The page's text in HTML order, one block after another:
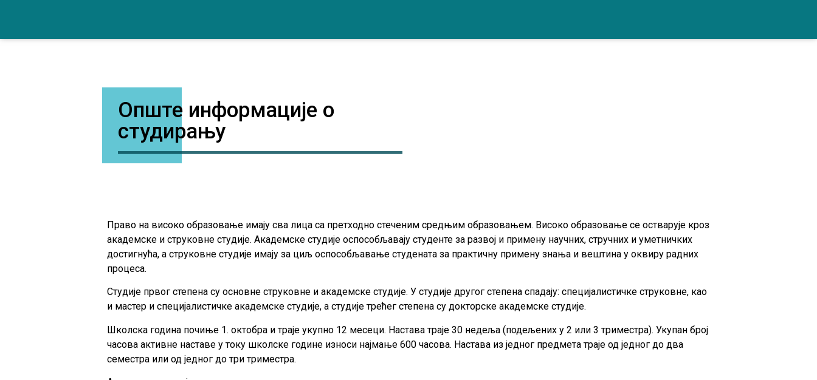
Опште информације о
студирању
Право на високо образовање имају сва лица са претходно стеченим средњим образовањем. Високо образовање се остварује кроз
академске и струковне студије. Академске студије оспособљавају студенте за развој и примену научних, стручних и уметничких
достигнућа, а струковне студије имају за циљ оспособљавање студената за практичну примену знања и вештина у оквиру радних
процеса.
Студије првог степена су основне струковне и академске студије. У студије другог степена спадају: специјалистичке струковне, као
и мастер и специјалистичке академске студије, а студије трећег степена су докторске академске студије.
Школска година почиње 1. октобра и траје укупно 12 месеци. Настава траје 30 недеља (подељених у 2 или 3 триместра). Укупан број
часова активне наставе у току школске године износи најмање 600 часова. Настава из једног предмета траје од једног до два
семестра или од једног до три триместра.